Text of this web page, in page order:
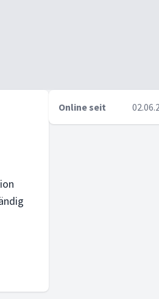
Online seit